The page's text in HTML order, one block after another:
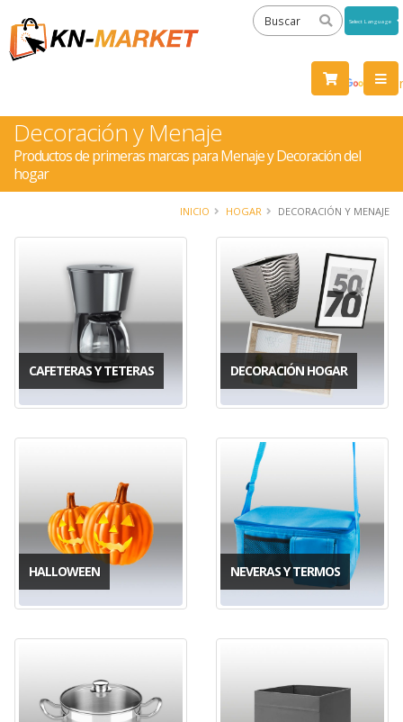
by
Decoración y Menaje
Productos de primeras marcas para Menaje y Decoración del
hogar
INICIO HOGAR DECORACIÓN Y MENAJE
CAFETERAS Y TETERAS DECORACIÓN HOGAR
HALLOWEEN NEVERAS Y TERMOS